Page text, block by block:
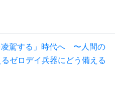
凌駕する」時代へ 〜人間の
ゼロデイ兵器にどう備える